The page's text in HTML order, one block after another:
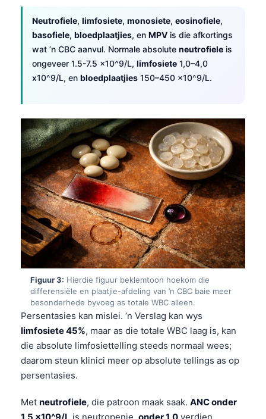
Neutrofiele, limfosiete, monosiete, eosinofiele,
basofiele, bloedplaatjies, en MPV is die afkortings
wat ’n CBC aanvul. Normale absolute neutrofiele is
ongeveer 1.5-7.5 x10^9/L, limfosiete 1,0–4,0
x10^9/L, en bloedplaatjies 150–450 x10^9/L.
Figuur 3: Hierdie figuur beklemtoon hoekom die
differensiële en plaatjie-afdeling van ’n CBC baie meer
besonderhede byvoeg as totale WBC alleen.
Persentasies kan mislei. ’n Verslag kan wys
limfosiete 45%, maar as die totale WBC laag is, kan
die absolute limfosiettelling steeds normaal wees;
daarom steun klinici meer op absolute tellings as op
persentasies.
Met neutrofiele, die patroon maak saak. ANC onder
1,5 x10^9/L is neutropenie, onder 1,0 verdien